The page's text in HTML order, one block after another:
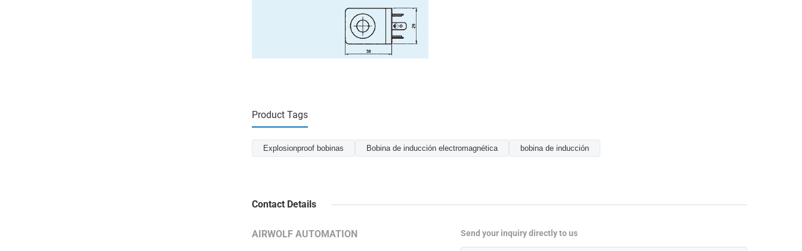
Product Tags
Explosionproof bobinas Bobina de inducción electromagnética bobina de inducción
Contact Details
AIRWOLF AUTOMATION Send your inquiry directly to us